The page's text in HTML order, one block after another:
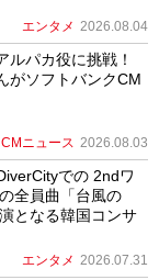
エンタメ 2026.08.04
ルパカ役に挑戦！
がソフトバンクCM
CMニュース 2026.08.03
での 2ndワ
全員曲「台風の
となる韓国コンサ
エンタメ 2026.07.31